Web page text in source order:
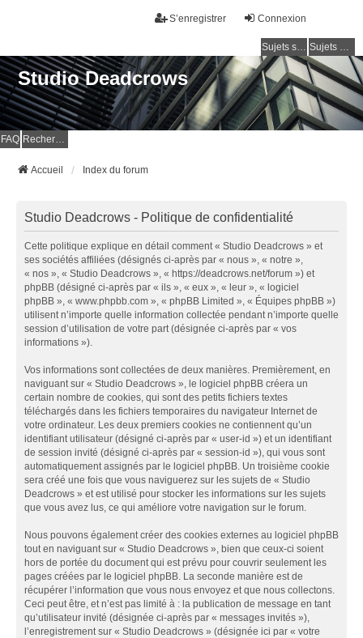
Connexion
S’enregistrer
Sujets sans réponse Sujets actifs
Studio Deadcrows
FAQ Rechercher
Accueil Index du forum
Studio Deadcrows - Politique de confidentialité
Cette politique explique en détail comment « Studio Deadcrows » et
ses sociétés affiliées (désignés ci-après par « nous », « notre »,
« nos », « Studio Deadcrows », « https://deadcrows.net/forum ») et
phpBB (désigné ci-après par « ils », « eux », « leur », « logiciel
phpBB », « www.phpbb.com », « phpBB Limited », « Équipes phpBB »)
utilisent n’importe quelle information collectée pendant n’importe quelle
session d’utilisation de votre part (désignée ci-après par « vos
informations »).
Vos informations sont collectées de deux manières. Premièrement, en
naviguant sur « Studio Deadcrows », le logiciel phpBB créera un
certain nombre de cookies, qui sont des petits fichiers textes
téléchargés dans les fichiers temporaires du navigateur Internet de
votre ordinateur. Les deux premiers cookies ne contiennent qu’un
identifiant utilisateur (désigné ci-après par « user-id ») et un identifiant
de session invité (désigné ci-après par « session-id »), qui vous sont
automatiquement assignés par le logiciel phpBB. Un troisième cookie
sera créé une fois que vous naviguerez sur les sujets de « Studio
Deadcrows » et est utilisé pour stocker les informations sur les sujets
que vous avez lus, ce qui améliore votre navigation sur le forum.
Nous pouvons également créer des cookies externes au logiciel phpBB
tout en naviguant sur « Studio Deadcrows », bien que ceux-ci soient
hors de portée du document qui est prévu pour couvrir seulement les
pages créées par le logiciel phpBB. La seconde manière est de
récupérer l’information que vous nous envoyez et que nous collectons.
Ceci peut être, et n’est pas limité à : la publication de message en tant
qu’utilisateur invité (désignée ci-après par « messages invités »),
l’enregistrement sur « Studio Deadcrows » (désignée ici par « votre